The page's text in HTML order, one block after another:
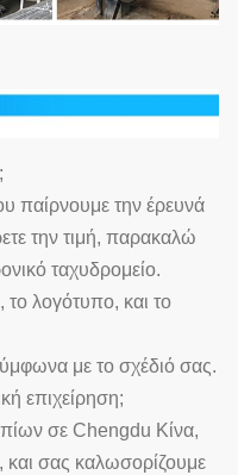
παίρνουμε την έρευνά
την τιμή, παρακαλώ
ταχυδρομείο.
το λογότυπο, και το
με το σχέδιό σας.
επιχείρηση;
σε Chengdu Κίνα,
και σας καλωσορίζουμε